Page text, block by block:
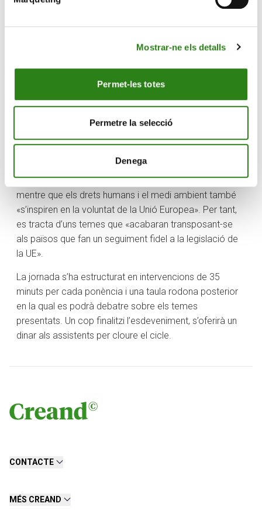
Mostrar-ne els detalls
Permet-les totes
Permetre la selecció
Denega
moments estan a l’avantguarda del coneixement» en
aquest àmbit.
Amb tot, Armengol ha assegurat que la idea d’aquests
familiars andorranes per tal que puguin fer front a reptes
amenaces. En relació amb la ponència d’Elisabeth de
Nadal, Tomàs ha recordat que els criteris ESG (que fan
referència a factors ambientals, socials i de govern
obliga els administradors a prendre decisions que
afecten l’entorn, la sostenibilitat i la governança»,
mentre que els drets humans i el medi ambient també
«s’inspiren en la voluntat de la Unió Europea». Per tant,
es tracta d’uns temes que «acabaran transposant-se
als països que fan un seguiment fidel a la legislació de
la UE».
La jornada s’ha estructurat en intervencions de 35
minuts per cada ponència i una taula rodona posterior
en la qual es podrà debatre sobre els temes
presentats. Un cop finalitzi l’esdeveniment, s’oferirà un
dinar als assistents per cloure el cicle.
CONTACTE
MÉS CREAND